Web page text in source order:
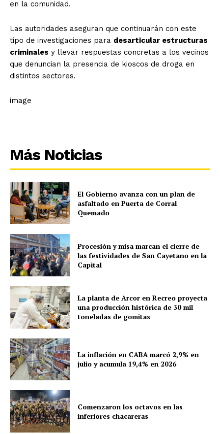
en la comunidad.
Las autoridades aseguran que continuarán con este
tipo de investigaciones para desarticular estructuras
criminales y llevar respuestas concretas a los vecinos
que denuncian la presencia de kioscos de droga en
distintos sectores.
image
Más Noticias
El Gobierno avanza con un plan de
asfaltado en Puerta de Corral
Quemado
Procesión y misa marcan el cierre de
las festividades de San Cayetano en la
Capital
La planta de Arcor en Recreo proyecta
una producción histórica de 30 mil
toneladas de gomitas
La inflación en CABA marcó 2,9% en
julio y acumula 19,4% en 2026
Comenzaron los octavos en las
inferiores chacareras